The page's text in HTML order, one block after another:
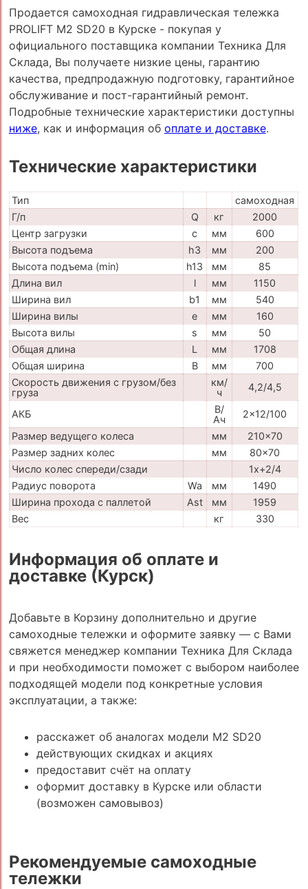
Продается самоходная гидравлическая тележка
PROLIFT M2 SD20 в Курске - покупая у
официального поставщика компании Техника Для
Склада, Вы получаете низкие цены, гарантию
качества, предпродажную подготовку, гарантийное
обслуживание и пост-гарантийный ремонт.
Подробные технические характеристики доступны
ниже, как и информация об оплате и доставке.
Технические характеристики
Тип
самоходная
Г/п
Q кг
2000
Центр загрузки
c мм
600
Высота подъема
h3 мм
200
Высота подъема (min)
h13 мм
85
Длина вил
l мм
1150
Ширина вил
b1 мм
540
Ширина вилы
e мм
160
Высота вилы
s мм
50
Общая длина
L мм
1708
Общая ширина
B мм
700
Скорость движения с грузом/без
груза
км/
ч
4,2/4,5
АКБ
В/
Ач
2x12/100
Размер ведущего колеса
мм
210x70
Размер задних колес
мм
80x70
Число колес спереди/сзади
1x+2/4
Радиус поворота
Wa мм
1490
Ширина прохода с паллетой
Ast мм
1959
Вес
кг 330
Информация об оплате и
доставке (Курск)
Добавьте в Корзину дополнительно и другие
самоходные тележки и оформите заявку — с Вами
свяжется менеджер компании Техника Для Склада
и при необходимости поможет с выбором наиболее
подходящей модели под конкретные условия
эксплуатации, а также:
расскажет об аналогах модели M2 SD20
действующих скидках и акциях
предоставит счёт на оплату
оформит доставку в Курске или области
(возможен самовывоз)
Рекомендуемые самоходные
тележки